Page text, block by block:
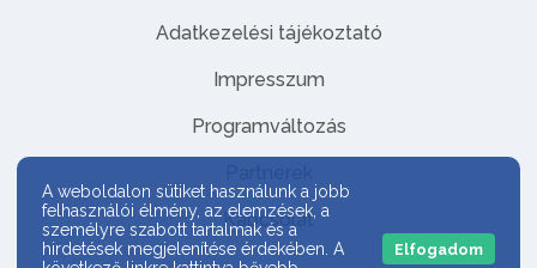
Adatkezelési tájékoztató
Impresszum
Programváltozás
Kapcsolat
A weboldalon sütiket használunk a jobb
felhasználói élmény, az elemzések, a
személyre szabott tartalmak és a
hirdetések megjelenítése érdekében. A
Elfogadom